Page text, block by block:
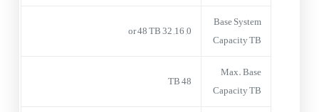
Base System
Capacity TB
0, 16, 32 or 48 TB
Max. Base
Capacity TB
48 TB